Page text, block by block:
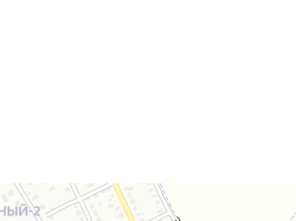
Жодино
Кузнечная улица, 20 — Яндекс Карты